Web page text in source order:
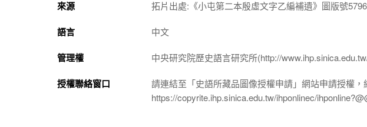
來源 拓片出處:《小屯第二本殷虛文字乙編補遺》圖版號5796
語言 中文
管理權 中央研究院歷史語言研究所(http://
授權聯絡窗口
請連結至「史語所藏品圖像授權申請」網站申請授權，
https://copyrite.ihp.sinica.edu.tw/ihponlinec/